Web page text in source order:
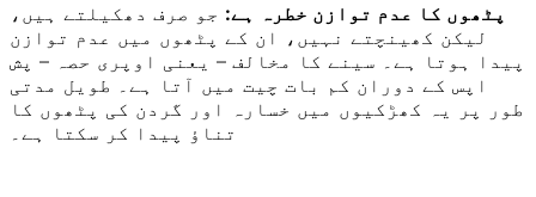
پٹھوں کا عدم توازن خطرہ ہے: جو صرف دھکیلتے ہیں،
لیکن کھینچتے نہیں، ان کے پٹھوں میں عدم توازن
پیدا ہوتا ہے۔ سینے کا مخالف – یعنی اوپری حصہ – پش
اپس کے دوران کم بات چیت میں آتا ہے۔ طویل مدتی
طور پر یہ کھڑکیوں میں خسارہ اور گردن کی پٹھوں کا
تناؤ پیدا کر سکتا ہے۔